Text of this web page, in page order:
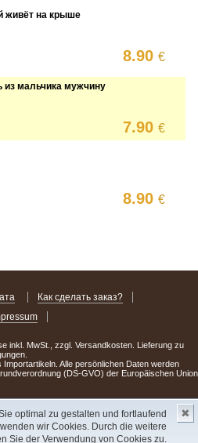
optimal zu gestalten und fortlaufend
wir Cookies. Durch die weitere
Sie der Verwendung von Cookies zu.
✖
живёт на крыше
8.90€
из мальчика мужчину
7.90€
8.90€
Как сделать заказ?
inkl. MwSt., zzgl. Versandkosten. Lieferung zu
Alle persönlichen Daten werden
(DS-GVO) der Europäischen Union
день или два Вы можете стать обладателем
поиска!